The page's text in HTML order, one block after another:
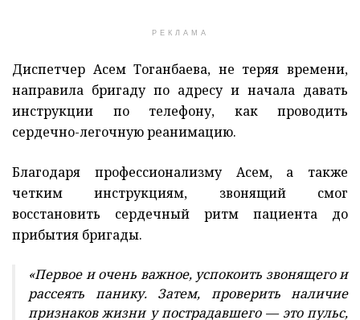
РЕКЛАМА
Диспетчер Асем Тоганбаева, не теряя времени,
направила бригаду по адресу и начала давать
инструкции по телефону, как проводить
сердечно-легочную реанимацию.
Благодаря профессионализму Асем, а также
четким инструкциям, звонящий смог
восстановить сердечный ритм пациента до
прибытия бригады.
«Первое и очень важное, успокоить звонящего и
рассеять панику. Затем, проверить наличие
признаков жизни у пострадавшего — это пульс,